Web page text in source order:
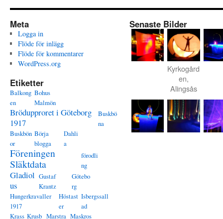
Meta
Logga in
Flöde för inlägg
Flöde för kommentarer
WordPress.org
Etiketter
Balkong
en
Bohus
Malmön
Brödupproret i Göteborg
1917
Buskbö
na
Buskbön
or
Börja
blogga
Dahli
a
Föreningen
Släktdata
förodli
ng
Gladiol
us
Gustaf
Krantz
Götebo
rg
Hungerkravaller
1917
Höstast
er
Isbergssall
ad
Krass Krusb Marstra Maskros
Senaste Bilder
Kyrkogård
en,
Alingsås